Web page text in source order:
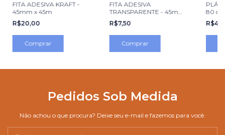
FITA ADESIVA KRAFT -
45mm x 45m
R$20,00
FITA ADESIVA
TRANSPARENTE - 45mm
x 45m
R$7,50
80 cm
Pedidos Sob Medida
Não achou o que procura? Deixe seu e-mail e fazemos para você.